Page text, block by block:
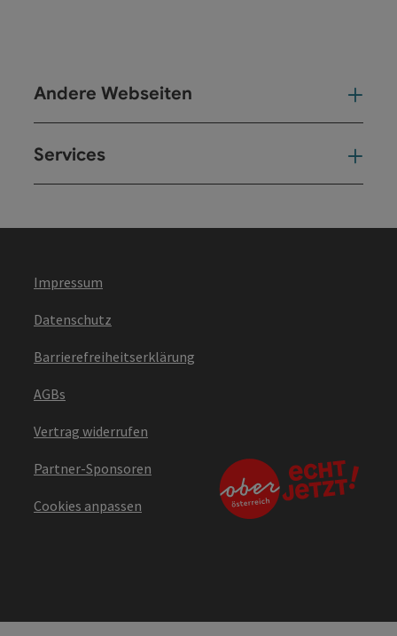
Andere Webseiten
Services
Impressum
Datenschutz
Barrierefreiheitserklärung
AGBs
Vertrag widerrufen
Partner-Sponsoren
Cookies anpassen